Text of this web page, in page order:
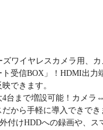
ズワイヤレスカメラ用、
ト受信BOX」！HDMI出力
できます。
4台まで増設可能！カメラ
から手軽に導入できでき
付けHDDへの録画や、